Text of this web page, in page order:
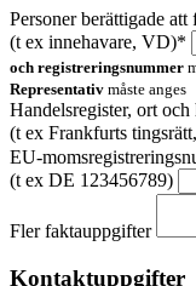
Personer berättigade att
(t ex innehavare, VD)*
och registreringsnummer
Representativ måste anges
Handelsregister, ort
(t ex Frankfurts
EU-
(t ex DE 123456789)
Fler faktauppgifter
Kontaktuppgifter